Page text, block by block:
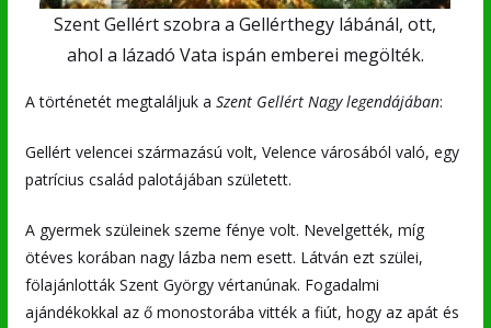
Szent Gellért szobra a Gellérthegy lábánál, ott,
ahol a lázadó Vata ispán emberei megölték.
A történetét megtaláljuk a Szent Gellért Nagy legendájában:
Gellért velencei származású volt, Velence városából való, egy
patrícius család palotájában született.
A gyermek szüleinek szeme fénye volt. Nevelgették, míg
ötéves korában nagy lázba nem esett. Látván ezt szülei,
fölajánlották Szent György vértanúnak. Fogadalmi
ajándékokkal az ő monostorába vitték a fiút, hogy az apát és